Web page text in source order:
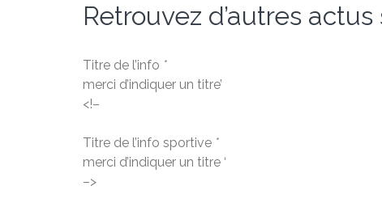
Retrouvez d’autres
Titre de l’info *
merci d’indiquer un titre’
<!–
Titre de l’info sportive *
merci d’indiquer un titre ‘
–>